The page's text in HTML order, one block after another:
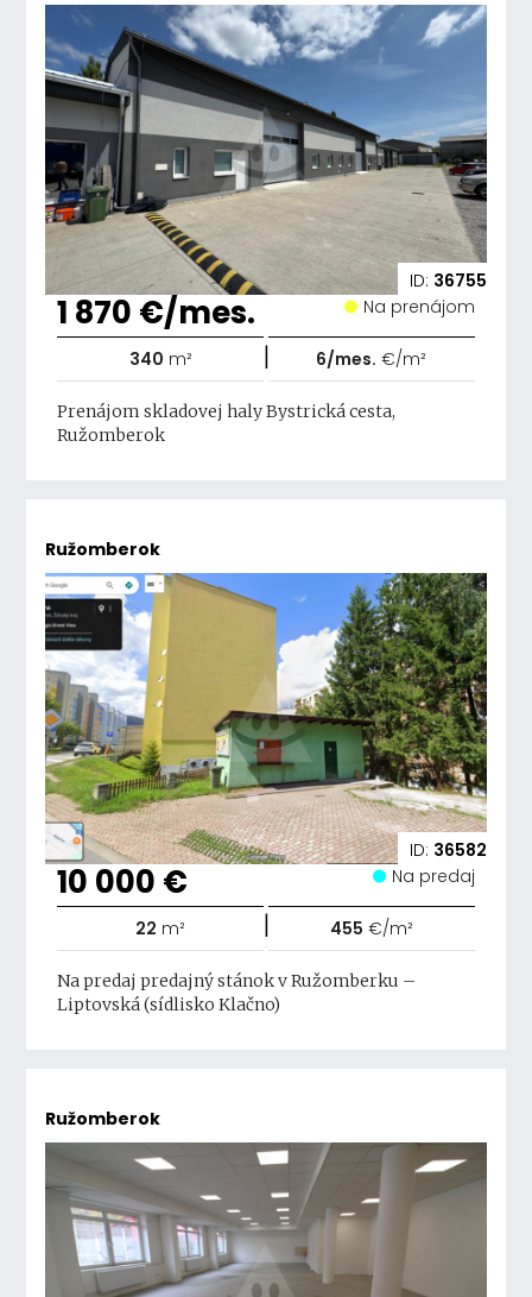
ID: 36755
1 870 €/mes. Na prenájom
340 m² | 6/mes. €/m²
Prenájom skladovej haly Bystrická cesta,
Ružomberok
Ružomberok
ID: 36582
10 000 € Na predaj
22 m² | 455 €/m²
Na predaj predajný stánok v Ružomberku –
Liptovská (sídlisko Klačno)
Ružomberok